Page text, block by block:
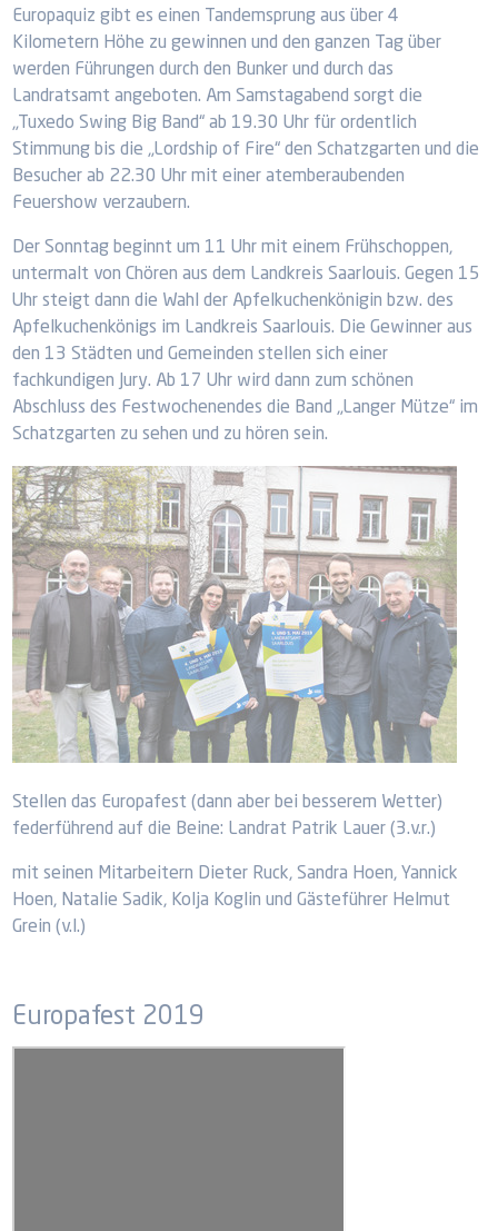
Europaquiz gibt es einen Tandemsprung aus über 4
Kilometern Höhe zu gewinnen und den ganzen Tag über
werden Führungen durch den Bunker und durch das
Landratsamt angeboten. Am Samstagabend sorgt die
„Tuxedo Swing Big Band“ ab 19.30 Uhr für ordentlich
Stimmung bis die „Lordship of Fire“ den Schatzgarten und die
Besucher ab 22.30 Uhr mit einer atemberaubenden
Feuershow verzaubern.
Der Sonntag beginnt um 11 Uhr mit einem Frühschoppen,
untermalt von Chören aus dem Landkreis Saarlouis. Gegen 15
Uhr steigt dann die Wahl der Apfelkuchenkönigin bzw. des
Apfelkuchenkönigs im Landkreis Saarlouis. Die Gewinner aus
den 13 Städten und Gemeinden stellen sich einer
fachkundigen Jury. Ab 17 Uhr wird dann zum schönen
Abschluss des Festwochenendes die Band „Langer Mütze“ im
Schatzgarten zu sehen und zu hören sein.
Stellen das Europafest (dann aber bei besserem Wetter)
federführend auf die Beine: Landrat Patrik Lauer (3.v.r.)
mit seinen Mitarbeitern Dieter Ruck, Sandra Hoen, Yannick
Hoen, Natalie Sadik, Kolja Koglin und Gästeführer Helmut
Grein (v.l.)
Europafest 2019